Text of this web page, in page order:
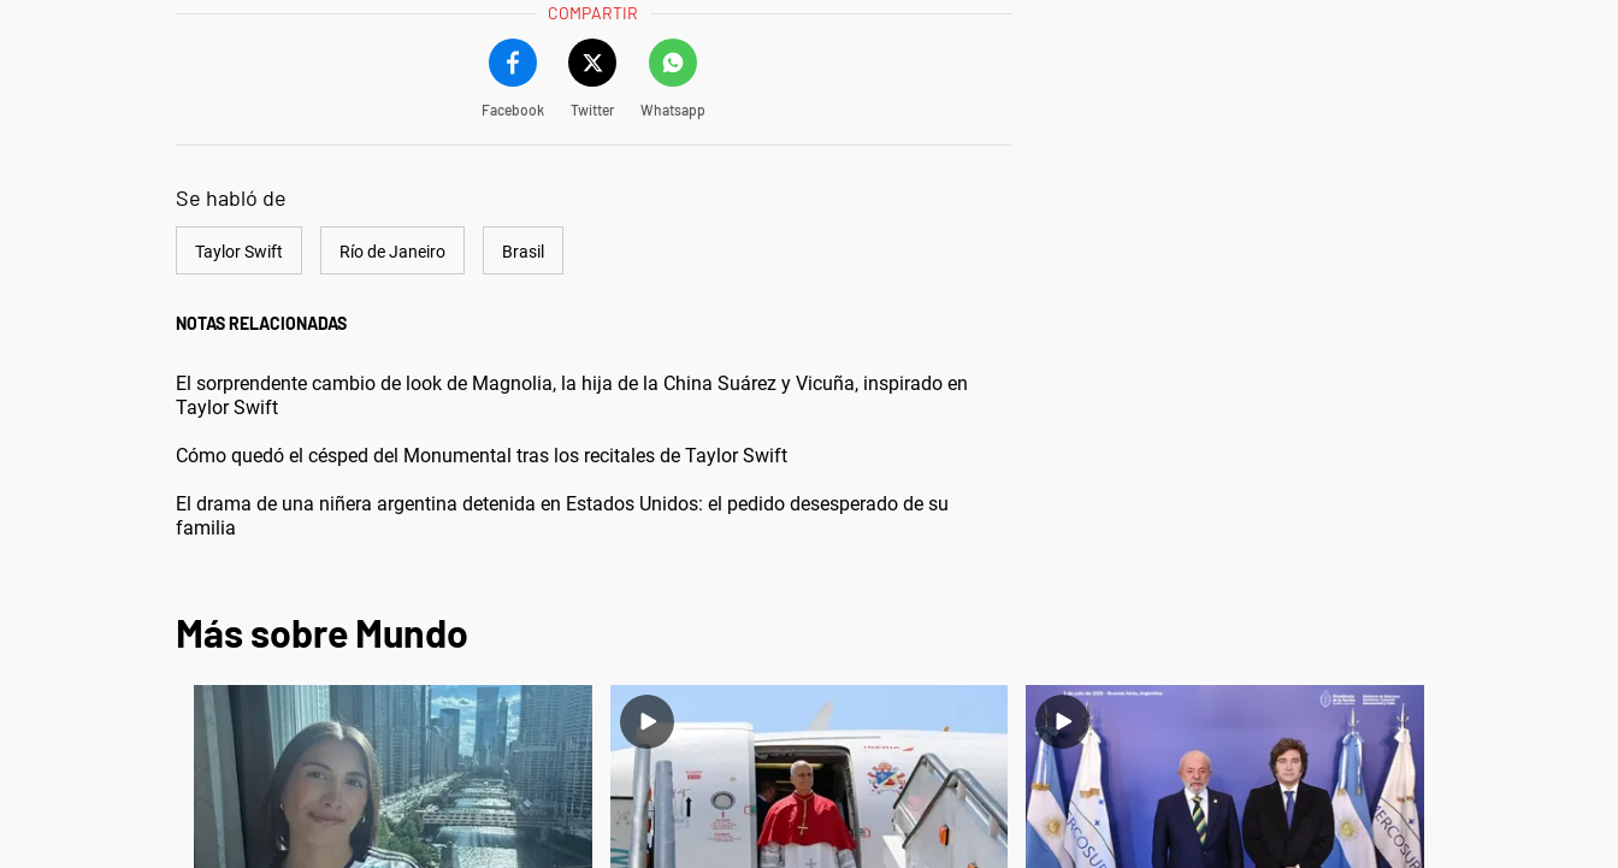
COMPARTIR
Facebook Twitter Whatsapp
Se habló de
Taylor Swift Río de Janeiro Brasil
NOTAS RELACIONADAS
El sorprendente cambio de look de Magnolia, la hija de la China Suárez y Vicuña, inspirado en
Taylor Swift
Cómo quedó el césped del Monumental tras los recitales de Taylor Swift
El drama de una niñera argentina detenida en Estados Unidos: el pedido desesperado de su
familia
Más sobre Mundo